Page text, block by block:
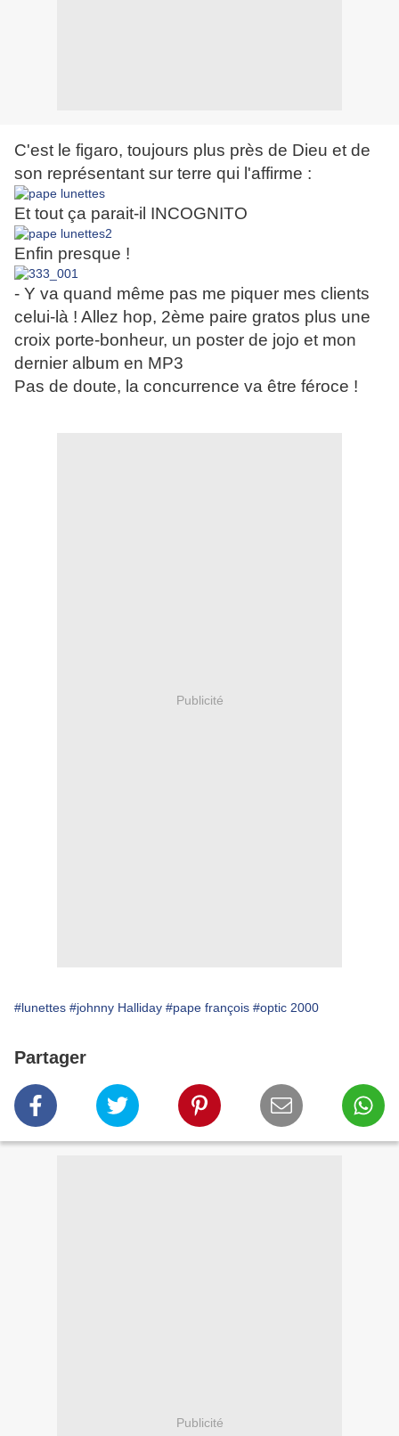
C'est le figaro, toujours plus près de Dieu et de
son représentant sur terre qui l'affirme :
Et tout ça parait-il INCOGNITO
Enfin presque !
- Y va quand même pas me piquer mes clients
celui-là ! Allez hop, 2ème paire gratos plus une
croix porte-bonheur, un poster de jojo et mon
dernier album en MP3
Pas de doute, la concurrence va être féroce !
Publicité
#lunettes #johnny Halliday #pape françois #optic 2000
Partager
Publicité